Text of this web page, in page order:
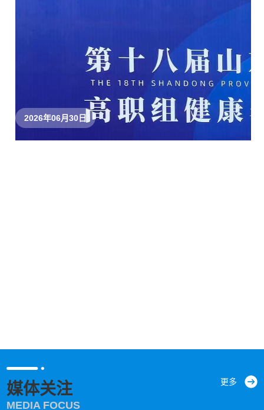
2026年06月30日
2026年06月03日
媒体关注
MEDIA FOCUS
更多